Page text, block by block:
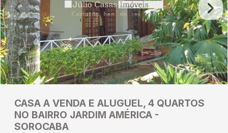
CASA A VENDA E ALUGUEL, 4 QUARTOS
NO BAIRRO JARDIM AMÉRICA -
SOROCABA